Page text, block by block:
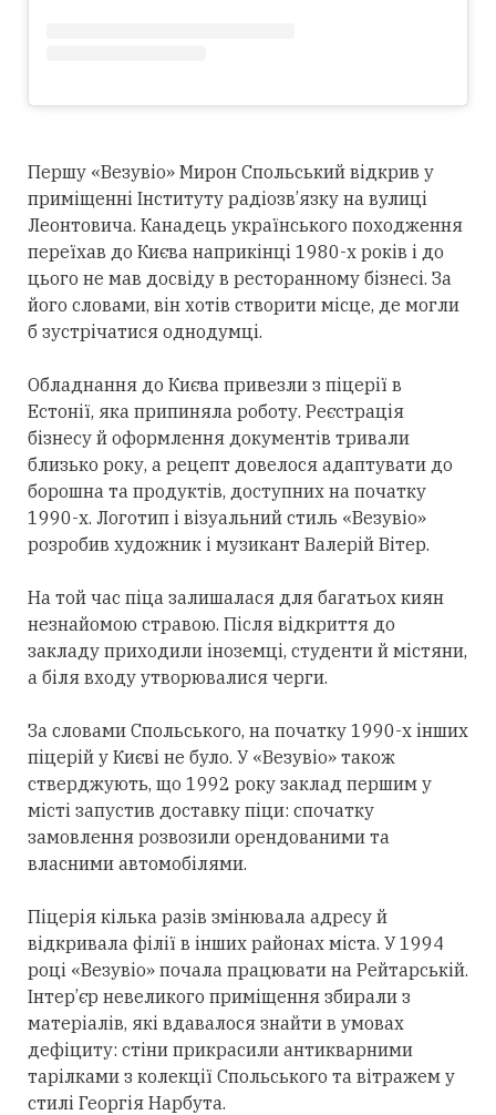
Першу «Везувіо» Мирон Спольський відкрив у
приміщенні Інституту радіозв’язку на вулиці
Леонтовича. Канадець українського походження
переїхав до Києва наприкінці 1980-х років і до
цього не мав досвіду в ресторанному бізнесі. За
його словами, він хотів створити місце, де могли
б зустрічатися однодумці.
Обладнання до Києва привезли з піцерії в
Естонії, яка припиняла роботу. Реєстрація
бізнесу й оформлення документів тривали
близько року, а рецепт довелося адаптувати до
борошна та продуктів, доступних на початку
1990-х. Логотип і візуальний стиль «Везувіо»
розробив художник і музикант Валерій Вітер.
На той час піца залишалася для багатьох киян
незнайомою стравою. Після відкриття до
закладу приходили іноземці, студенти й містяни,
а біля входу утворювалися черги.
За словами Спольського, на початку 1990-х інших
піцерій у Києві не було. У «Везувіо» також
стверджують, що 1992 року заклад першим у
місті запустив доставку піци: спочатку
замовлення розвозили орендованими та
власними автомобілями.
Піцерія кілька разів змінювала адресу й
відкривала філії в інших районах міста. У 1994
році «Везувіо» почала працювати на Рейтарській.
Інтер’єр невеликого приміщення збирали з
матеріалів, які вдавалося знайти в умовах
дефіциту: стіни прикрасили антикварними
тарілками з колекції Спольського та вітражем у
стилі Георгія Нарбута.